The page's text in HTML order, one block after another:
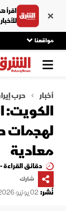
اقرأ
للأخبار
مواقعنا
أخبار حرب
الكويت:
لهجمات
معادية
دقائق القراءة - 1
شارك
نُشر:02 يونيو 2026 22:26